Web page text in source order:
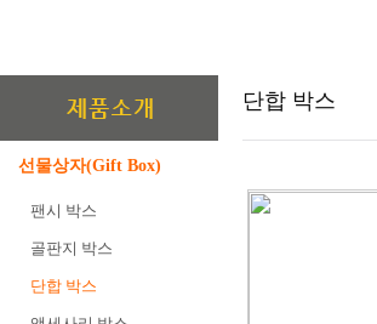
선물상자(Gift Box)
팬시 박스
골판지 박스
단합 박스
단합 박스